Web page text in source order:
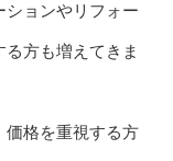
ションやリフォー
方も増えてきま
価格を重視する方